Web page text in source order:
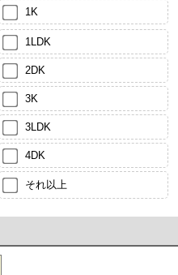
1K
1LDK
2DK
3K
3LDK
4DK
それ以上